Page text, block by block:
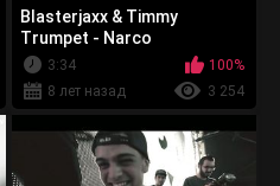
Blasterjaxx & Timmy
Trumpet - Narco
3:34
100%
8 лет назад
3 254